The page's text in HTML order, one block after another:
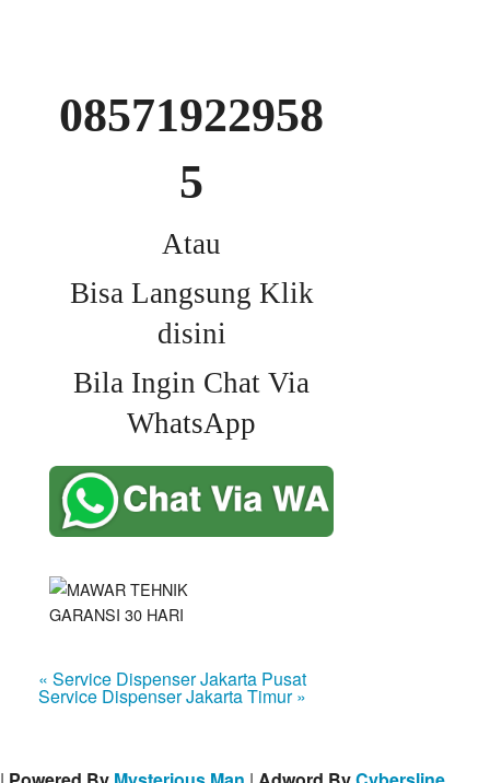
08571922958
5
Atau
Bisa Langsung Klik
disini
Bila Ingin Chat Via
WhatsApp
« Service Dispenser Jakarta Pusat
Service Dispenser Jakarta Timur »